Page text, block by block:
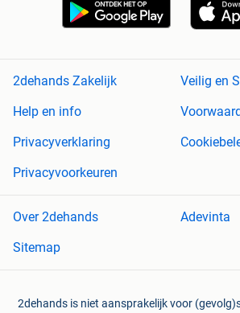
2dehands Zakelijk
Veilig en
Help en info
Privacyverklaring
Privacyvoorkeuren
Over 2dehands
Adevinta
Sitemap
2dehands is niet aansprakelijk voor